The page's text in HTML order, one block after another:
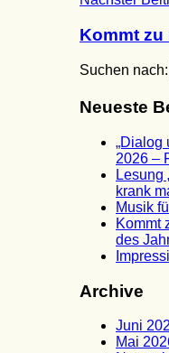
Kommt zu
Suchen nach:
Neueste
„Dialog
2026 –
Lesung
krank
Musik
Kommt
des
Archive
Juni
Mai